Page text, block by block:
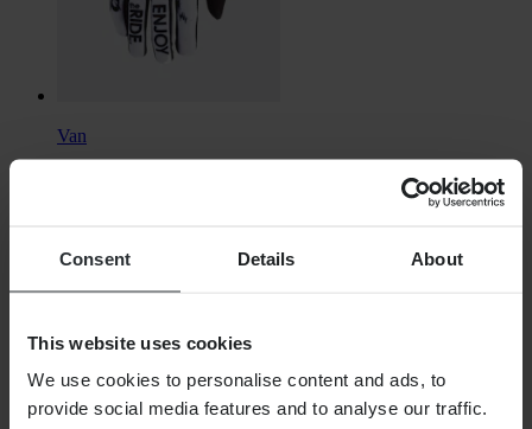
Consent Details About
This website uses cookies
We use cookies to personalise content and ads, to
provide social media features and to analyse our traffic.
Van
Crosshandschoenen O'Neal Matrix Impact